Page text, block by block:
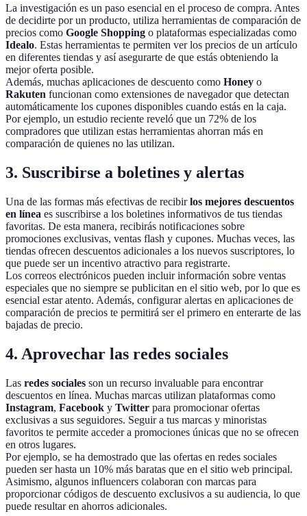
La investigación es un paso esencial en el proceso de compra. Antes
de decidirte por un producto, utiliza herramientas de comparación de
precios como Google Shopping o plataformas especializadas como
Idealo. Estas herramientas te permiten ver los precios de un artículo
en diferentes tiendas y así asegurarte de que estás obteniendo la
mejor oferta posible.
Además, muchas aplicaciones de descuento como Honey o
Rakuten funcionan como extensiones de navegador que detectan
automáticamente los cupones disponibles cuando estás en la caja.
Por ejemplo, un estudio reciente reveló que un 72% de los
compradores que utilizan estas herramientas ahorran más en
comparación de quienes no las utilizan.
3. Suscribirse a boletines y alertas
Una de las formas más efectivas de recibirlos mejores descuentos
en línea es suscribirse a los boletines informativos de tus tiendas
favoritas. De esta manera, recibirás notificaciones sobre
promociones exclusivas, ventas flash y cupones. Muchas veces, las
tiendas ofrecen descuentos adicionales a los nuevos suscriptores, lo
que puede ser un incentivo atractivo para registrarte.
Los correos electrónicos pueden incluir información sobre ventas
especiales que no siempre se publicitan en el sitio web, por lo que es
esencial estar atento. Además, configurar alertas en aplicaciones de
comparación de precios te permitirá ser el primero en enterarte de las
bajadas de precio.
4. Aprovechar las redes sociales
Las redes sociales son un recurso invaluable para encontrar
descuentos en línea. Muchas marcas utilizan plataformas como
Instagram, Facebook y Twitter para promocionar ofertas
exclusivas a sus seguidores. Seguir a tus marcas y minoristas
favoritos te permite acceder a promociones únicas que no se ofrecen
en otros lugares.
Por ejemplo, se ha demostrado que las ofertas en redes sociales
pueden ser hasta un 10% más baratas que en el sitio web principal.
Asimismo, algunos influencers colaboran con marcas para
proporcionar códigos de descuento exclusivos a su audiencia, lo que
puede resultar en ahorros adicionales.